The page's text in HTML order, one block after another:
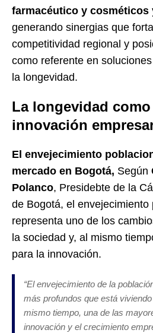
farmacéutico y cosméticos
generando sinergias que
competitividad regional y
como referente en
la longevidad.
La longevidad
innovación
El envejecimiento
mercado en Bogotá, Según
Polanco, Presidebte de la
de Bogotá, el envejecimiento
representa uno de los
la sociedad y, al mismo
para la innovación.
“El envejecimiento de la
más profundos que está
mismo tiempo, una de las
innovación y el crecimiento